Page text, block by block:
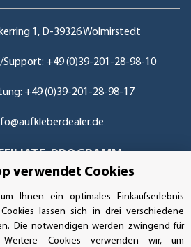
1, D-39326 Wolmirstedt
Support: +49 (0)39-201-28-98-10
+49 (0)39-201-28-98-17
PROGRAMM
ZAHLUNGSARTEN*
verwendet Cookies
Ihnen ein optimales Einkaufserlebnis
lassen sich in drei verschiedene
Die notwendigen werden zwingend für
Cookies verwenden wir, um